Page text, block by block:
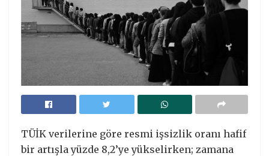
TÜİK verilerine göre resmi işsizlik oranı hafif
bir artışla yüzde 8,2’ye yükselirken; zamana